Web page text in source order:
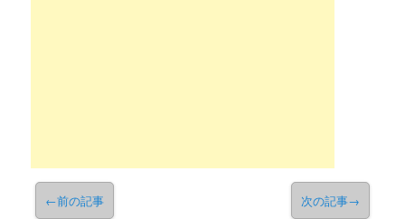
←前の記事 次の記事→